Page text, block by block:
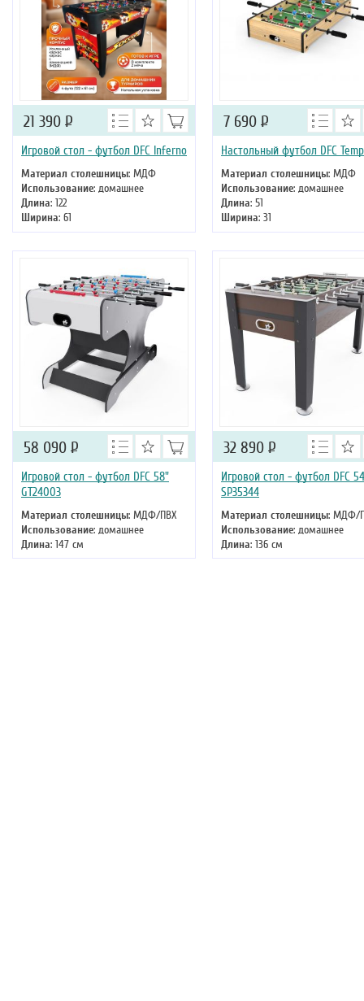
Игровой стол - футбол DFC Inferno
Материал столешницы: МДФ
Использование: домашнее
Длина: 122
Ширина: 61
Высота: 80 см
21 390 Р
Настольный футбол DFC
Материал столешницы: МДФ
Использование: домашнее
Длина: 51
Ширина: 31
Высота: 10 см
7 690 Р
Игровой стол - футбол DFC 58"
GT24003
Материал столешницы: МДФ/ПВХ
Использование: домашнее
Длина: 147 см
Ширина: 73 см
58 090 Р
Игровой стол - футбол DFC
SP35344
Материал столешницы: МДФ/
Использование: домашнее
Длина: 136 см
Ширина: 77 см
32 890 Р